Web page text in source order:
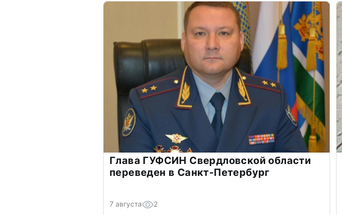
Глава ГУФСИН Свердловской области
переведен в Санкт-Петербург
7 августа 2